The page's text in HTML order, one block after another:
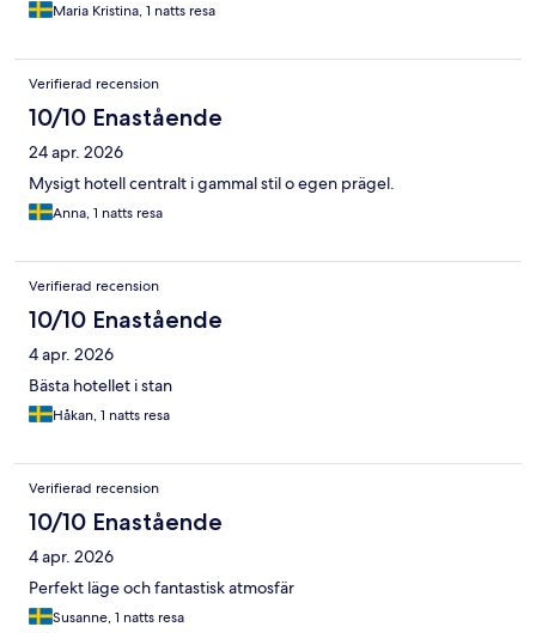
Maria Kristina, 1 natts resa
Verifierad recension
10/10 Enastående
24 apr. 2026
Mysigt hotell centralt i gammal stil o egen prägel.
Anna, 1 natts resa
Verifierad recension
10/10 Enastående
4 apr. 2026
Bästa hotellet i stan
Håkan, 1 natts resa
Verifierad recension
10/10 Enastående
4 apr. 2026
Perfekt läge och fantastisk atmosfär
Susanne, 1 natts resa